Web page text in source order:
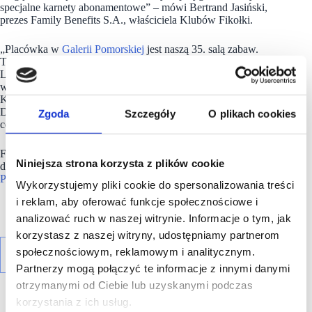
Zgoda Szczegóły O plikach cookies
Niniejsza strona korzysta z plików cookie
Wykorzystujemy pliki cookie do spersonalizowania treści
i reklam, aby oferować funkcje społecznościowe i
analizować ruch w naszej witrynie. Informacje o tym, jak
korzystasz z naszej witryny, udostępniamy partnerom
społecznościowym, reklamowym i analitycznym.
Partnerzy mogą połączyć te informacje z innymi danymi
otrzymanymi od Ciebie lub uzyskanymi podczas
korzystania z ich usług.
specjalne karnety abonamentowe” – mówi Bertrand Jasiński,
prezes Family Benefits S.A., właściciela Klubów Fikołki.
„Placówka w Galerii Pomorskiej jest naszą 35. salą zabaw.
Ta wysoka liczba to także efekt przejęcia sieci Bajkowy
Labirynt. Konsekwentnie realizujemy strategię otwarć,
wybierając najlepiej rokujące centra i parki handlowe. Oferta
Klubów Fikołki uzupełnia rodzinny tenant mix najemców.
Dzięki temu klient przedłuża czas pobytu w obiekcie,
co wpływa na obroty wszystkich najemców” – dodaje.
Fikołki to dynamicznie rozwijająca się polska sieć sal zabaw,
działająca od ponad dekady. Obecność marki wGalerii
Pomorskiej
wzbogaci kompleksową ofertę centrum.